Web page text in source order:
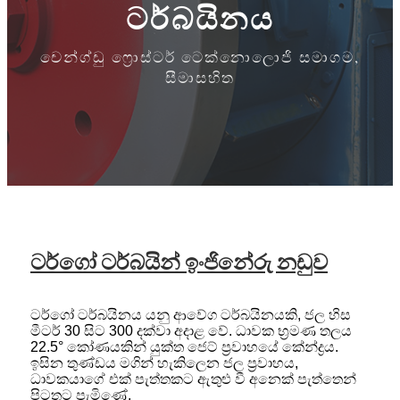
ටර්බයිනය
චෙන්ග්ඩු ෆ්‍රොස්ටර් ටෙක්නොලොජි සමාගම,
සීමාසහිත
ටර්ගෝ ටර්බයින් ඉංජිනේරු නඩුව
ටර්ගෝ ටර්බයිනය යනු ආවේග ටර්බයිනයකි, ජල හිස
මීටර් 30 සිට 300 දක්වා අදාළ වේ. ධාවක භ්‍රමණ තලය
22.5° කෝණයකින් යුක්ත ජෙට් ප්‍රවාහයේ කේන්ද්‍රය.
ඉසින තුණ්ඩය මගින් හැකිලෙන ජල ප්‍රවාහය,
ධාවකයාගේ එක් පැත්තකට ඇතුළු වී අනෙක් පැත්තෙන්
පිටතට පැමිණේ.